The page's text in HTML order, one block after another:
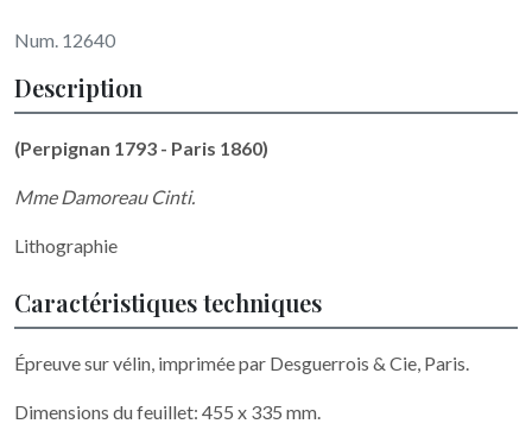
Num. 12640
Description
(Perpignan 1793 - Paris 1860)
Mme Damoreau Cinti.
Lithographie
Caractéristiques techniques
Épreuve sur vélin, imprimée par Desguerrois & Cie, Paris.
Dimensions du feuillet: 455 x 335 mm.